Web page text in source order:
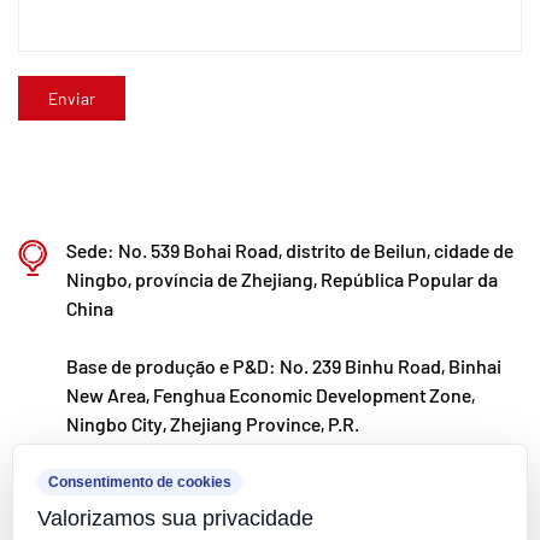
em atrair os melhores talentos em todas as
disciplinas, impulsionando continuamente a
reconhecido mundialmente em pesquisa e
desenvolvimento e fabricação de válvulas, tubos e
conexões de polímero.
Sede: No. 539 Bohai Road, distrito de Beilun, cidade de
Ningbo, província de Zhejiang, República Popular da
China
Base de produção e P&D: No. 239 Binhu Road, Binhai
New Area, Fenghua Economic Development Zone,
Ningbo City, Zhejiang Province, P.R.
kxpv@kxpv.com
+86-18067123177
Consentimento de cookies
Valorizamos sua privacidade